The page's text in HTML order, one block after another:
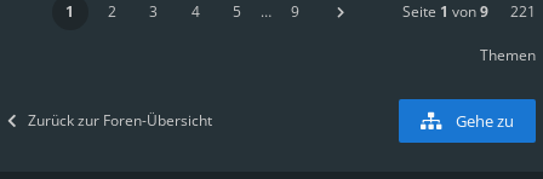
1 2 3 4 5 … 9 Seite 1 von9 221
Themen
Zurück zur Foren-Übersicht Gehe zu